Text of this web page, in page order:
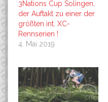
3Nations Cup Solingen,
der Auftakt zu einer der
größten int. XC-
Rennserien !
4. Mai 2019